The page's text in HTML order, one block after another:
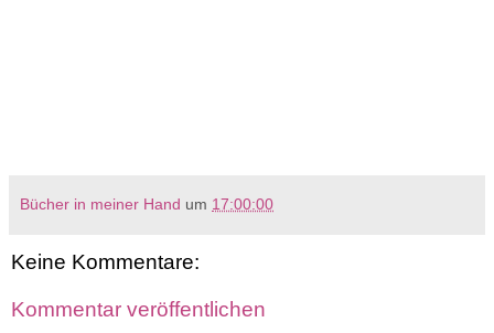
Bücher in meiner Hand um 17:00:00
Keine Kommentare:
Kommentar veröffentlichen